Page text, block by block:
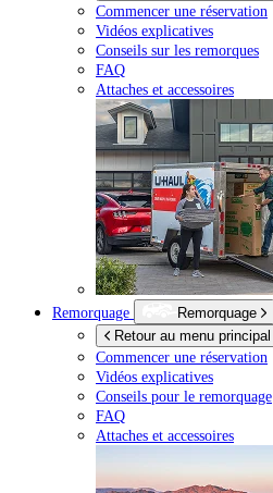
Commencer une réservation
Vidéos explicatives
Conseils sur les remorques
FAQ
Attaches et accessoires
Remorquage
Remorquage
Retour au menu principal
Commencer une réservation
Vidéos explicatives
Conseils pour le remorquage
FAQ
Attaches et accessoires